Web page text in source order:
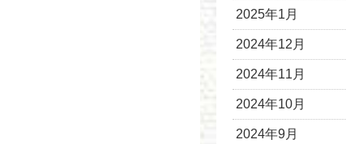
2025年1月
2024年12月
2024年11月
2024年10月
2024年9月